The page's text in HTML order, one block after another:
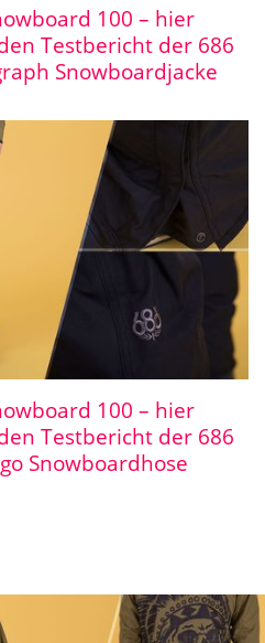
100 – hier
Testbericht der 686
Snowboardjacke
100 – hier
Testbericht der 686
Snowboardhose